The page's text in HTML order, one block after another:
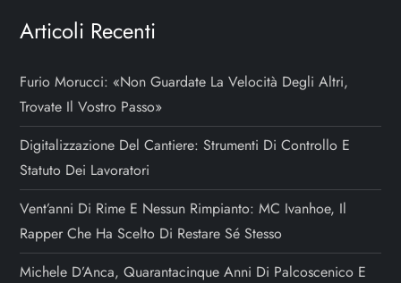
Articoli Recenti
Furio Morucci: «Non Guardate La Velocità Degli Altri,
Trovate Il Vostro Passo»
Digitalizzazione Del Cantiere: Strumenti Di Controllo E
Statuto Dei Lavoratori
Vent’anni Di Rime E Nessun Rimpianto: MC Ivanhoe, Il
Rapper Che Ha Scelto Di Restare Sé Stesso
Michele D’Anca, Quarantacinque Anni Di Palcoscenico E